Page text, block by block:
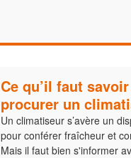
Ce qu’il faut
procurer un
Un climatiseur s’avère un
pour conférer fraîcheur et
Mais il faut bien s'informer